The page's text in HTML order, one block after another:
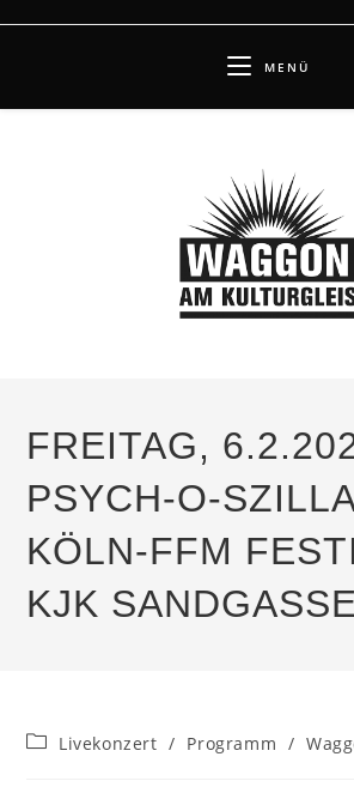
MENÜ
FREITAG,
PSYCH-O-
KÖLN-FFM
KJK SANDGASSE
Beitrags-
Livekonzert / Programm /